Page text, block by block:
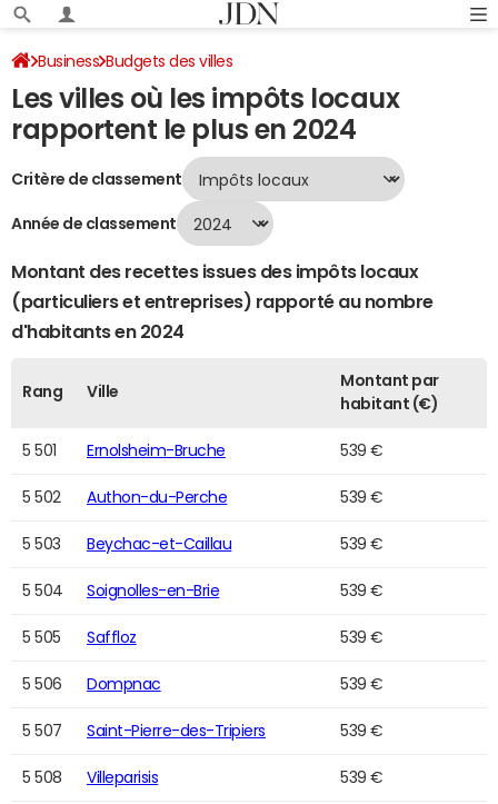
Business Budgets des villes
Classement 2024 des villes par impôts locaux Page 111
Les villes où les impôts locaux
rapportent le plus en 2024
Critère de classement
Année de classement
Montant des recettes issues des impôts locaux
(particuliers et entreprises) rapporté au nombre
d'habitants en 2024
Rang Ville
Montant par
habitant (€)
5 501 Ernolsheim-Bruche 539 €
5 502 Authon-du-Perche 539 €
5 503 Beychac-et-Caillau 539 €
5 504 Soignolles-en-Brie 539 €
5 505 Saffloz 539 €
5 506 Dompnac 539 €
5 507 Saint-Pierre-des-Tripiers 539 €
5 508 Villeparisis 539 €